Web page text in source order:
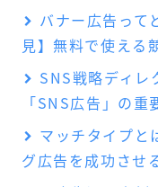
バナー広告って
見】無料で使える
SNS戦略ディレ
「SNS広告」の重
マッチタイプと
グ広告を成功させ